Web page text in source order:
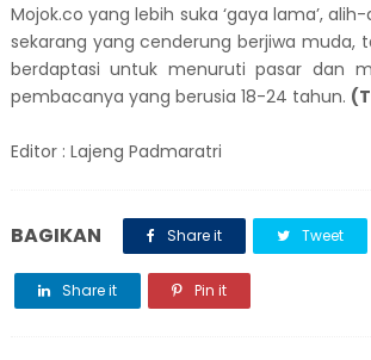
Mojok.co yang lebih suka ‘gaya lama’,
sekarang yang cenderung berjiwa muda,
berdaptasi untuk menuruti pasar dan
pembacanya yang berusia 18-24 tahun.
Editor : Lajeng Padmaratri
BAGIKAN Share it Tweet
Share it Pin it